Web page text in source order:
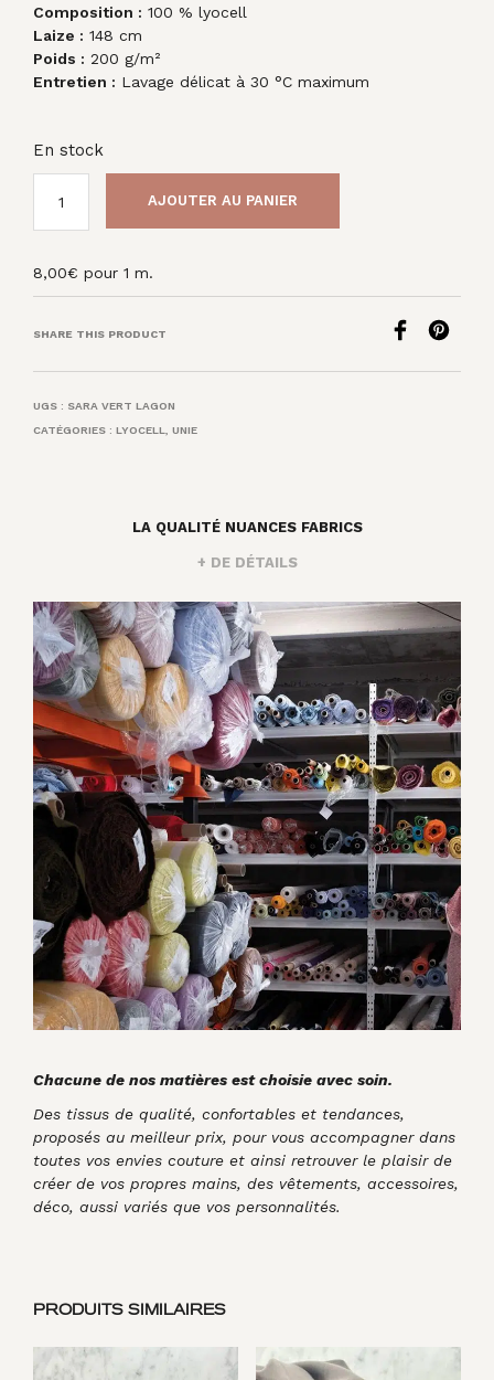
Composition : 100 % lyocell
Laize : 148 cm
Poids : 200 g/m²
Entretien : Lavage délicat à 30 °C maximum
En stock
AJOUTER AU PANIER
8,00€ pour 1 m.
SHARE THIS PRODUCT
UGS : SARA VERT LAGON
CATÉGORIES : LYOCELL, UNIE
LA QUALITÉ NUANCES FABRICS
+ DE DÉTAILS
Chacune de nos matières est choisie avec soin.
Des tissus de qualité, confortables et tendances,
proposés au meilleur prix, pour vous accompagner dans
toutes vos envies couture et ainsi retrouver le plaisir de
créer de vos propres mains, des vêtements, accessoires,
déco, aussi variés que vos personnalités.
PRODUITS SIMILAIRES